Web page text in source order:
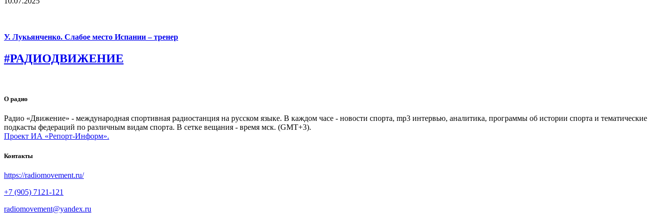
У. Лукьянченко. Слабое место Испании – тренер
#РАДИОДВИЖЕНИЕ
О радио
Радио «Движение» - международная спортивная радиостанция на русском языке. В каждом часе - новости спорта, mp3 интервью, аналитика, программы об истории спорта и тематические
подкасты федераций по различным видам спорта. В сетке вещания - время мск. (GMT+3).
Проект ИА «Репорт-Информ».
Контакты
https://radiomovement.ru/
+7 (905) 7121-121
radiomovement@yandex.ru